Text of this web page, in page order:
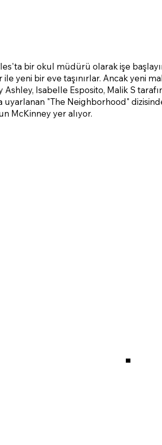
bir okul müdürü olarak işe
yeni bir eve taşınırlar. Ancak yeni
Ashley, Isabelle Esposito, Malik S
uyarlanan "The Neighborhood"
McKinney yer alıyor.